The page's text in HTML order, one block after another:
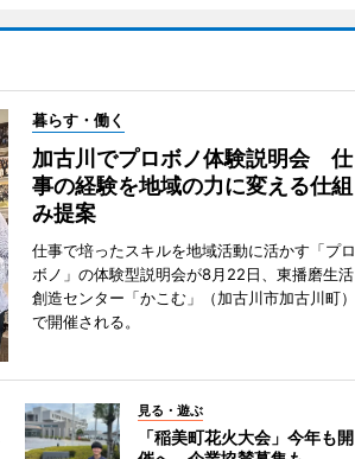
暮らす・働く
加古川でプロボノ体験説明会 仕
事の経験を地域の力に変える仕組
み提案
仕事で培ったスキルを地域活動に活かす「プロ
ボノ」の体験型説明会が8月22日、東播磨生活
創造センター「かこむ」（加古川市加古川町）
で開催される。
見る・遊ぶ
「稲美町花火大会」今年も開